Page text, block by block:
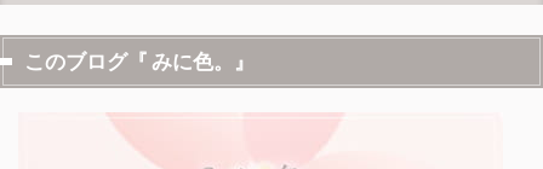
このブログ『 みに色。』